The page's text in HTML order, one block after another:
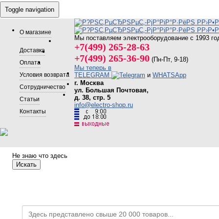
Toggle navigation
О магазине
Доставка
Оплата
Условия возврата
Сотрудничество
Статьи
Контакты
Мы поставляем электрооборудование с 1993
+7(499) 265-28-63
+7(499) 265-36-90 (Пн-Пт‚ 9-18)
Мы теперь в
TELEGRAM
и WHATSApp
г. Москва
ул. Большая Почтовая,
д. 38, стр. 5
info@electro-shop.ru
Не знаю что здесь
Искать